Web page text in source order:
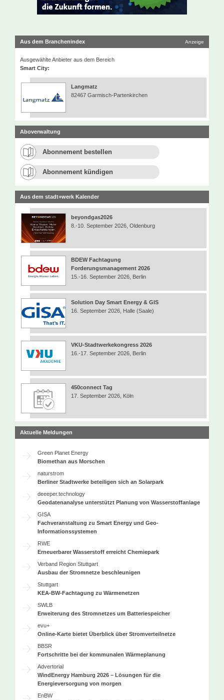
Aus dem Branchenindex Anzeige
Ausgewählte Anbieter aus dem Bereich
Smart City:
Langmatz
82467 Garmisch-Partenkirchen
Aboverwaltung
Abonnement bestellen
Abonnement kündigen
Aus dem stadt+werk Kalender
beyondgas2026
8.-10. September 2026, Oldenburg
BDEW Fachtagung
Forderungsmanagement 2026
15.-16. September 2026, Berlin
Solution Day Smart Energy & GIS
16. September 2026, Halle (Saale)
VKU-Stadtwerkekongress 2026
16.-17. September 2026, Berlin
450connect Tag
17. September 2026, Köln
Aktuelle Meldungen
Green Planet Energy
Biomethan aus Morschen
naturstrom
Berliner Stadtwerke beteiligen sich an Solarpark
deeeper.technology
Geodatenanalyse unterstützt Planung von Wasserstoffanlage
GISA
Fachveranstaltung zu Smart Energy und Geo-
Informationssystemen
RWE
Erneuerbarer Wasserstoff erreicht Chemiepark
Verband Region Stuttgart
Ausbau der Stromnetze beschleunigen
Stuttgart
KEA-BW-Fachtagung zu Wärmenetzen
SWLB
Erweiterung des Stromnetzes um Batteriespeicher
evu+
Online-Karte bietet Überblick über Stromverteilnetze
BBSR
Fortschritte bei der kommunalen Wärmeplanung
Advertorial
WindEnergy Hamburg 2026 – Lösungen für die
Energieversorgung von morgen
EnBW